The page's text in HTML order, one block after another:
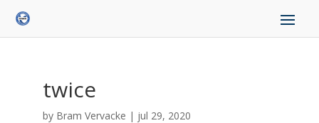
twice
by Bram Vervacke | jul 29, 2020